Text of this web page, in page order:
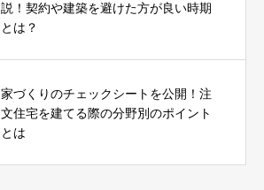
説！契約や建築を避けた方が良い時期
とは？
家づくりのチェックシートを公開！注
文住宅を建てる際の分野別のポイント
とは